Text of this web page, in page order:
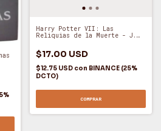
Harry Potter VII: Las
Reliquias de la Muerte - J.
$17.00 USD
$12.75 USD con BINANCE (25%
DCTO)
COMPRAR